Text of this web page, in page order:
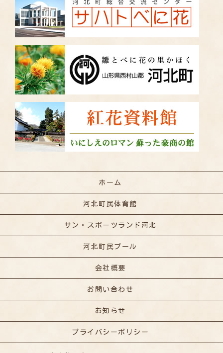
ホーム
河北町民体育館
サン・スポーツランド河北
河北町民プール
会社概要
お問い合わせ
お知らせ
プライバシーポリシー